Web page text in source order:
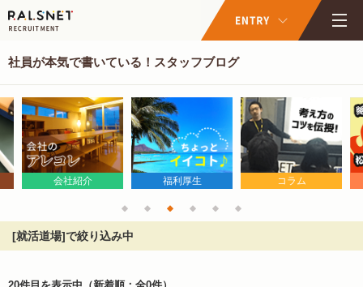
社員が本気で書いている！スタッフブログ
会社紹介 福利厚生 コラム
[就活道場]で絞り込み中